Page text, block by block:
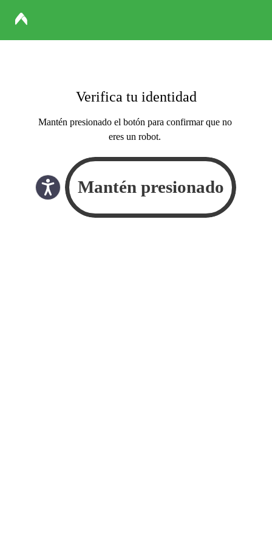
Verifica tu identidad
Mantén presionado el botón para confirmar que no
eres un robot.